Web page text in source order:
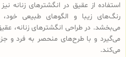
استفاده از عقیق در انگشترهای زنانه
رنگ‌های زیبا و الگوهای طبیعی
می‌بخشد. در طراحی انگشترهای زنانه،
می‌گیرد و با طرح‌های منحصر به فرد و
می‌کند.